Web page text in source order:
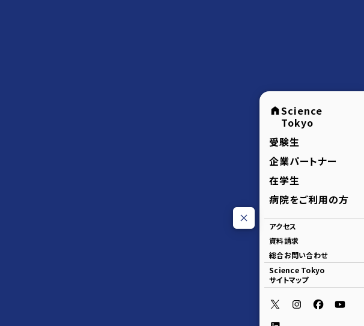
Science
Tokyo
受験生
企業パートナー
在学生
病院をご利用の方
アクセス
資料請求
総合お問い合わせ
Science Tokyo
サイトマップ